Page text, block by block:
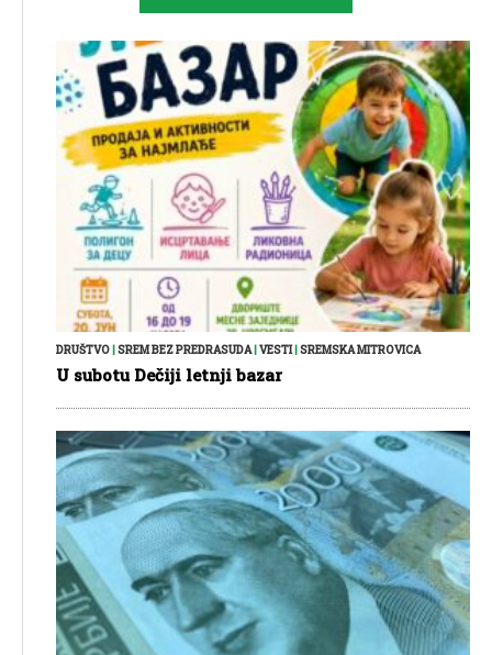
DRUŠTVO SREM BEZ PREDRASUDA| VESTI| SREMSKA MITROVICA
U subotu Dečiji letnji bazar